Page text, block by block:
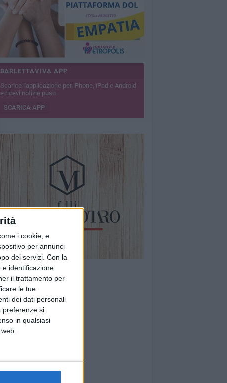
i cookie, e
per annunci
dei servizi. Con la
e identificazione
il trattamento per
le tue
dei dati personali
preferenze si
in qualsiasi
BARLETTAVIVA APP
Scarica l'applicazione per iPhone, iPad e Android
e ricevi notizie push
SCARICA APP